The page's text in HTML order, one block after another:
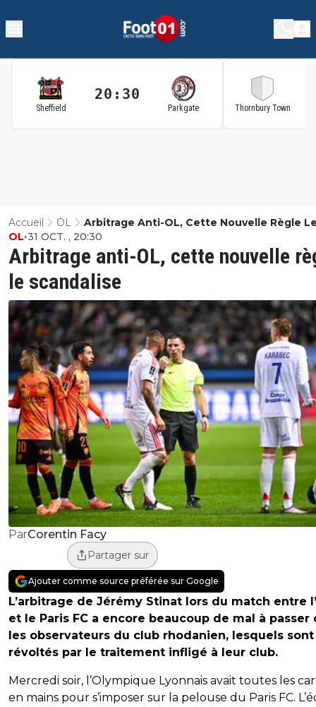
Sheffield
20:30
Parkgate Thornbury Town
Accueil OL
Arbitrage Anti-OL, Cette Nouvelle Règle
Scandalise
Arbitrage anti-OL, cette nouvelle
le scandalise
OL•31 OCT. , 20:30
ParCorentin Facy
Partager sur
Ajouter comme source préférée sur Google
L’arbitrage de Jérémy Stinat lors du match entre
et le Paris FC a encore beaucoup de mal à passer
les observateurs du club rhodanien, lesquels sont
révoltés par le traitement infligé à leur club.
Mercredi soir, l’Olympique Lyonnais avait toutes les
en mains pour s’imposer sur la pelouse du Paris FC.